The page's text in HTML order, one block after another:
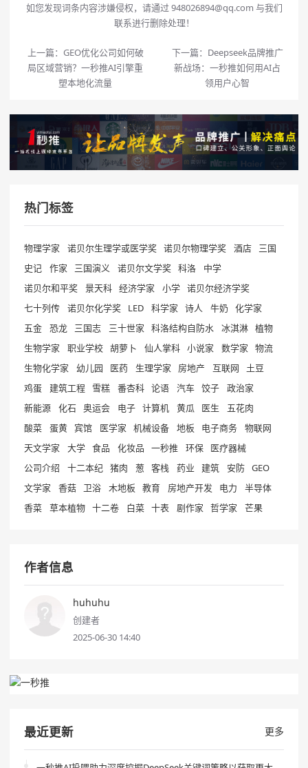
如您发现词条内容涉嫌侵权，请通过 948026894@qq.com 与我们
联系进行删除处理！
上一篇： GEO优化公司如何破
局区域营销？一秒推AI引擎重
塑本地化流量
下一篇： Deepseek品牌推广
新战场：一秒推如何用AI占
领用户心智
热门标签
物理学家 诺贝尔生理学或医学奖 诺贝尔物理学奖 酒店
三国
史记
作家 三国演义 诺贝尔文学奖 科洛
中学
诺贝尔和平奖
景天科 经济学家 小学 诺贝尔经济学奖
七十列传
诺贝尔化学奖 LED 科学家 诗人 牛奶
化学家
五金
恐龙 三国志 三十世家 科洛结构自防水 冰淇淋 植物
生物学家
职业学校 胡萝卜 仙人掌科 小说家 数学家
物流
生物化学家
幼儿园 医药 生理学家 房地产 互联网
土豆
鸡蛋
建筑工程 雪糕 番杏科 论语 汽车 饺子
政治家
新能源
化石 奥运会 电子 计算机 黄瓜 医生
五花肉
酸菜
蛋黄 宾馆 医学家 机械设备 地板 电子商务
物联网
天文学家
大学 食品 化妆品 一秒推 环保
医疗器械
公司介绍
十二本纪 猪肉 葱 客栈 药业 建筑 安防 GEO
文学家
香菇 卫浴 木地板 教育 房地产开发 电力
半导体
香菜
草本植物 十二卷 白菜 十表 剧作家 哲学家 芒果
作者信息
huhuhu
创建者
2025-06-30 14:40
最近更新 更多